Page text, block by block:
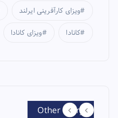
ویزای کارآفرینی ایرلند
ویزای کانادا کانادا
Other Story